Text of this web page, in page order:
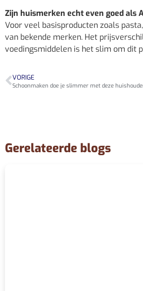
Zijn huismerken echt even goed als
Voor veel basisproducten zoals
van bekende merken. Het
voedingsmiddelen is het slim om dit
VORIGE
Schoonmaken doe je slimmer met deze
Gerelateerde blogs